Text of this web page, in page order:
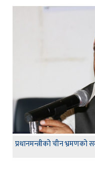
प्रधानमन्त्रीको चीन